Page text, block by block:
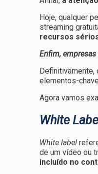
Hoje, qualquer
streaming
recursos
Enfim,
Definitivamente,
elementos-
Agora vamos
White
White label
de um vídeo ou
incluído no